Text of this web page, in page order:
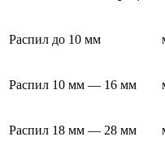
Распил до 10 мм
Распил 10 мм — 16 мм
Распил 18 мм — 28 мм